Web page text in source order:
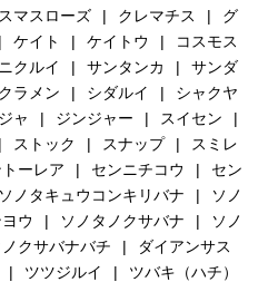
マスローズ クレマチス
グ
ケイト ケイトウ
コスモス
クルイ サンタンカ
サンダ
ラメン シダルイ
シャクヤ
ャ ジンジャー
スイセン
ストック スナップ
スミレ
ーレア センニチコウ
セン
ソノタキュウコンキリバナ
ソノ
ウ ソノタノクサバナ
ソノ
クサバナバチ
ダイアンサス
ツツジルイ
ツバキ（ハチ）